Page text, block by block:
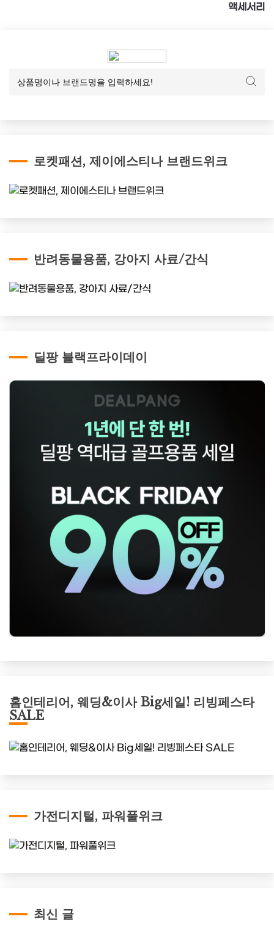
액세서리
로켓패션, 제이에스티나 브랜드위크
반려동물용품, 강아지 사료/간식
딜팡 블랙프라이데이
홈인테리어, 웨딩&이사 Big세일! 리빙페스타
SALE
가전디지털, 파워풀위크
최신 글